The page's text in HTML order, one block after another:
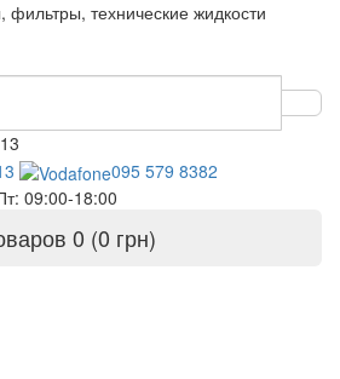
технические жидкости
095 579 8382
09:00-18:00
0 (0 грн)